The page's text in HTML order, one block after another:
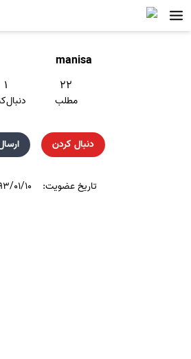
manisa
۲۲
مطلب
۱
دنبال کردن
تاریخ عضویت: ۱۳۹۳/